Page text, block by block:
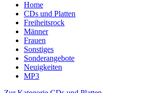
Home
CDs und Platten
Freiheitsrock
Männer
Frauen
Sonstiges
Sonderangebote
Neuigkeiten
MP3